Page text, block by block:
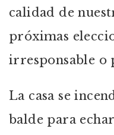
calidad de
próximas
irresponsable o
La casa se
balde para